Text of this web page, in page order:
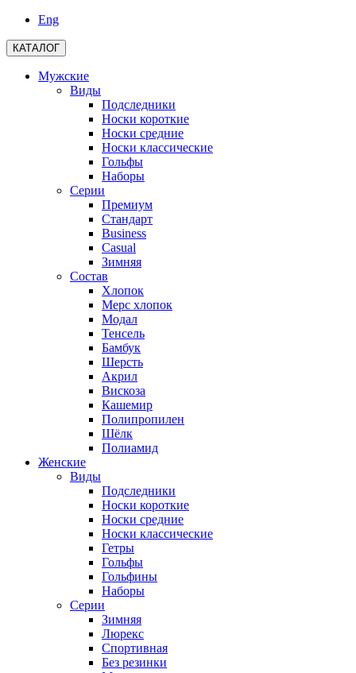
Eng
КАТАЛОГ
Мужские
Виды
Подследники
Носки короткие
Носки средние
Носки классические
Гольфы
Наборы
Серии
Премиум
Стандарт
Business
Casual
Зимняя
Состав
Хлопок
Мерс хлопок
Модал
Тенсель
Бамбук
Шерсть
Акрил
Вискоза
Кашемир
Полипропилен
Шёлк
Полиамид
Женские
Виды
Подследники
Носки короткие
Носки средние
Носки классические
Гетры
Гольфы
Гольфины
Наборы
Серии
Зимняя
Люрекс
Спортивная
Без резинки